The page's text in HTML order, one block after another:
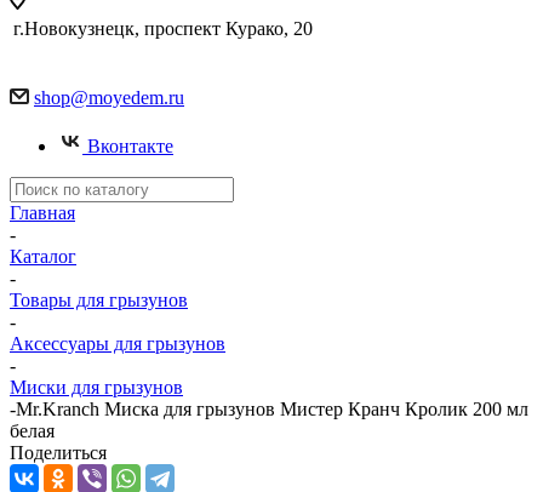
г.Новокузнецк, проспект Курако, 20
shop@moyedem.ru
Вконтакте
Главная
-
Каталог
-
Товары для грызунов
-
Аксессуары для грызунов
-
Миски для грызунов
-Mr.Kranch Миска для грызунов Мистер Кранч Кролик 200 мл
белая
Поделиться